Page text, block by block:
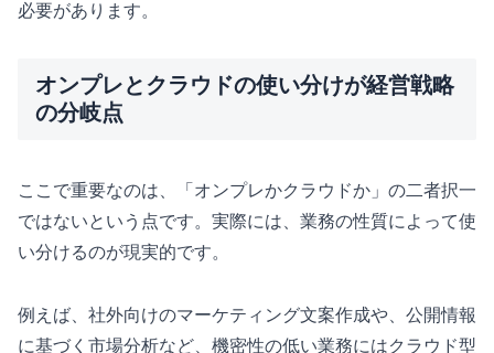
必要があります。
オンプレとクラウドの使い分けが経営戦略
の分岐点
ここで重要なのは、「オンプレかクラウドか」の二者択一
ではないという点です。実際には、業務の性質によって使
い分けるのが現実的です。
例えば、社外向けのマーケティング文案作成や、公開情報
に基づく市場分析など、機密性の低い業務にはクラウド型